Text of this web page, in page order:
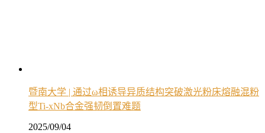
暨南大学 | 通过ω相诱导异质结构突破激光粉床熔融混粉
型Ti-xNb合金强韧倒置难题
2025/09/04